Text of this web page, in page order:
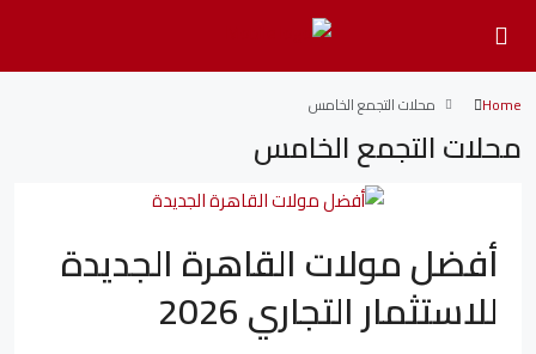
Home محلات التجمع الخامس
محلات التجمع الخامس
أفضل مولات القاهرة الجديدة
للاستثمار التجاري 2026